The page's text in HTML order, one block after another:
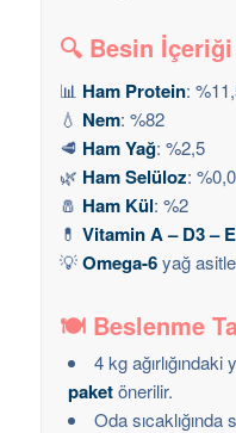
🔍 Besin
📊 Ham Protein:
💧 Nem: %82
🥩 Ham Yağ: %2,5
🌿 Ham Selüloz:
🧂 Ham Kül: %2
💊 Vitamin A – D3 – E
💡Omega-6yağ
🍽️ Beslenme
4 kg
paketönerilir.
Oda sıcaklığında